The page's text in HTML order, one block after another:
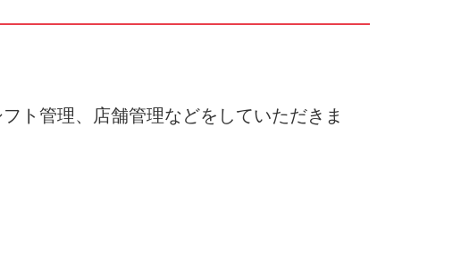
ト管理、店舗管理などをしていただきま